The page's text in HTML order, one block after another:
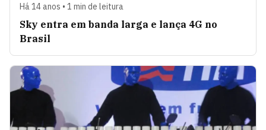
Há 14 anos • 1 min de leitura
Sky entra em banda larga e lança 4G no
Brasil